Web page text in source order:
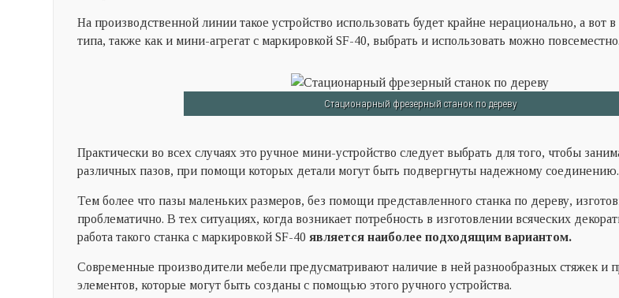
На производственной линии такое устройство использовать будет крайне нерационально, а вот
типа, также как и мини-агрегат с маркировкой SF-40, выбрать и использовать можно повсеместно.
Стационарный фрезерный станок по дереву
Практически во всех случаях это ручное мини-устройство следует выбрать для того, чтобы
различных пазов, при помощи которых детали могут быть подвергнуты надежному соединению.
Тем более что пазы маленьких размеров, без помощи представленного станка по дереву,
проблематично. В тех ситуациях, когда возникает потребность в изготовлении всяческих
работа такого станка с маркировкой SF-40 является наиболее подходящим вариантом.
Современные производители мебели предусматривают наличие в ней разнообразных стяжек и
элементов, которые могут быть созданы с помощью этого ручного устройства.